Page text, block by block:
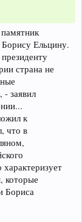
Ельцину.
страна не
- заявил
к
что в
которые
Бориса